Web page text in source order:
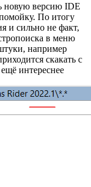
новую версию IDE
По итогу
и сильно не факт,
в меню
например
скакать с
интереснее